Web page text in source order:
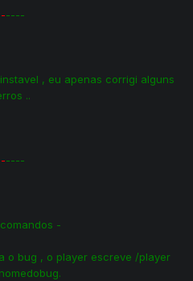
-----
, eu apenas corrigi alguns
..
-----
-
o bug , o player escreve /player